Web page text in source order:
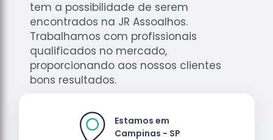
tem a possibilidade de serem
encontrados na JR Assoalhos.
Trabalhamos com profissionais
qualificados no mercado,
proporcionando aos nossos clientes
bons resultados.
Estamos em
Campinas - SP